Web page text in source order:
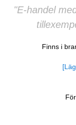
"E-handel
Finns i